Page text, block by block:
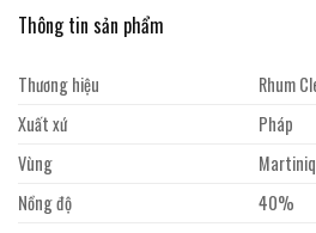
Thông tin sản phẩm
Thương hiệu
Rhum
Xuất xứ
Pháp
Vùng
Nồng độ
40%